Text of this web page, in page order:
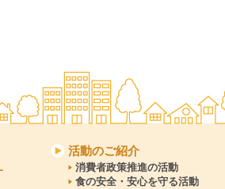
活動のご紹介
消費者政策推進の活動
食の安全・安心を守る活動